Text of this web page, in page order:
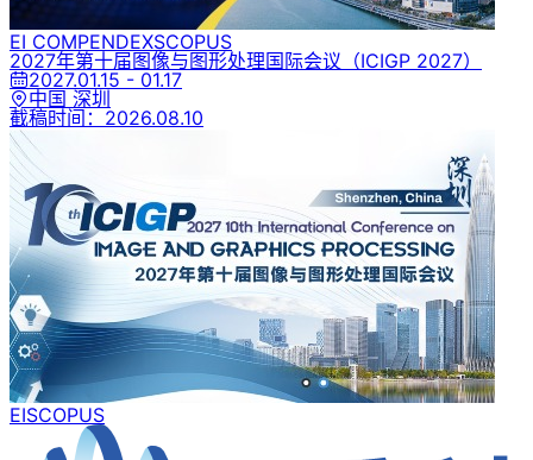
EI COMPENDEXSCOPUS
2027年第十届图像与图形处理国际会议 （ICIGP 2027）
2027.01.15 - 01.17
中国 深圳
截稿时间： 2026.08.10
EISCOPUS